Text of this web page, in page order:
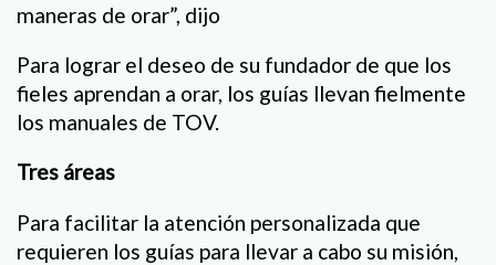
maneras de orar”, dijo
Para lograr el deseo de su fundador de que los
fieles aprendan a orar, los guías llevan fielmente
los manuales de TOV.
Tres áreas
Para facilitar la atención personalizada que
requieren los guías para llevar a cabo su misión,